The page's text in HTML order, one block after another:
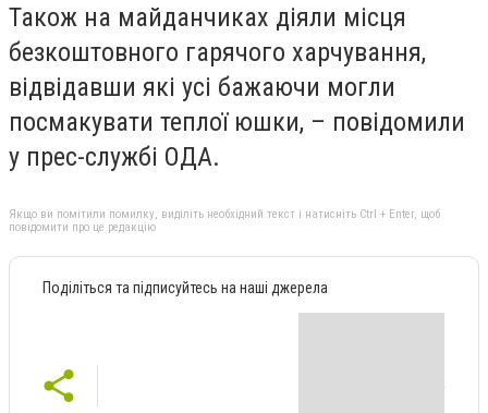
Також на майданчиках діяли місця
безкоштовного гарячого харчування,
відвідавши які усі бажаючи могли
посмакувати теплої юшки, – повідомили
у прес-службі ОДА.
Якщо ви помітили помилку, виділіть необхідний текст і натисніть Ctrl + Enter, щоб
повідомити про це редакцію
Поділіться та підписуйтесь на наші джерела